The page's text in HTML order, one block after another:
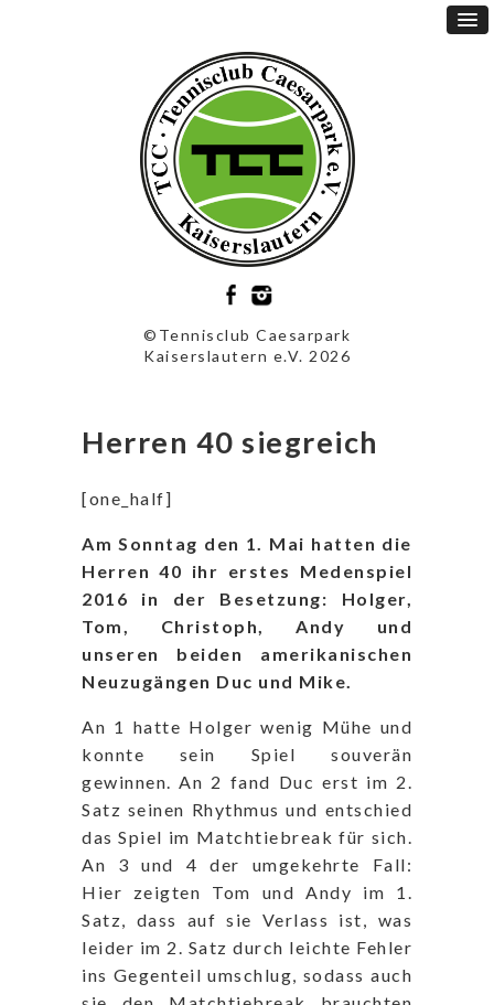
©Tennisclub Caesarpark
Kaiserslautern e.V. 2026
Herren 40 siegreich
[one_half]
Am Sonntag den 1. Mai hatten die
Herren 40 ihr erstes Medenspiel
2016 in der Besetzung: Holger,
Tom, Christoph, Andy und
unseren beiden amerikanischen
Neuzugängen Duc und Mike.
An 1 hatte Holger wenig Mühe und
konnte sein Spiel souverän
gewinnen. An 2 fand Duc erst im 2.
Satz seinen Rhythmus und entschied
das Spiel im Matchtiebreak für sich.
An 3 und 4 der umgekehrte Fall:
Hier zeigten Tom und Andy im 1.
Satz, dass auf sie Verlass ist, was
leider im 2. Satz durch leichte Fehler
ins Gegenteil umschlug, sodass auch